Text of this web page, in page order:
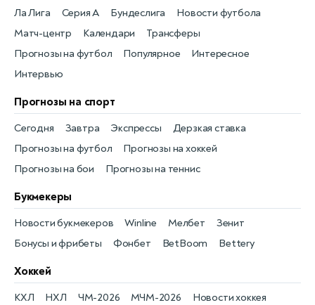
Новости футбола
Матч-центр Календари Трансферы
Прогнозы на футбол Популярное
Ла Лига
Интересное
Серия А
Интервью
Бундеслига
Прогнозы на спорт
Прогнозы на футбол
Сегодня
Прогнозы на хоккей
Завтра
Прогнозы на бои
Экспрессы
Прогнозы на теннис
Дерзкая ставка
Букмекеры
Бонусы и фрибеты
Новости букмекеров
Фонбет
Winline
BetBoom
Мелбет
Bettery
Зенит
Хоккей
Новости хоккея
КХЛ
НХЛ
ЧМ-2026
МЧМ-2026